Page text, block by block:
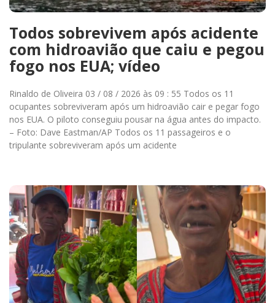
Todos sobrevivem após acidente
com hidroavião que caiu e pegou
fogo nos EUA; vídeo
Rinaldo de Oliveira 03 / 08 / 2026 às 09 : 55 Todos os 11
ocupantes sobreviveram após um hidroavião cair e pegar fogo
nos EUA. O piloto conseguiu pousar na água antes do impacto.
– Foto: Dave Eastman/AP Todos os 11 passageiros e o
tripulante sobreviveram após um acidente